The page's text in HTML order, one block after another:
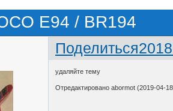
E94 / BR194
Поделиться
удаляйте тему
Отредактировано abormot (2019-04-